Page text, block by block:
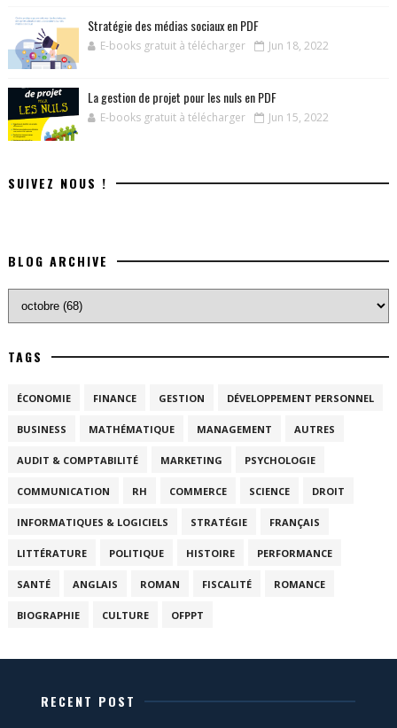
Stratégie des médias sociaux en PDF
E-books gratuit à télécharger Jun 18, 2022
La gestion de projet pour les nuls en PDF
E-books gratuit à télécharger Jun 15, 2022
SUIVEZ NOUS !
BLOG ARCHIVE
TAGS
ÉCONOMIE FINANCE GESTION DÉVELOPPEMENT PERSONNEL
BUSINESS MATHÉMATIQUE MANAGEMENT AUTRES
AUDIT & COMPTABILITÉ MARKETING PSYCHOLOGIE
COMMUNICATION RH COMMERCE SCIENCE DROIT
INFORMATIQUES & LOGICIELS STRATÉGIE FRANÇAIS
LITTÉRATURE POLITIQUE HISTOIRE PERFORMANCE
SANTÉ ANGLAIS ROMAN FISCALITÉ ROMANCE
BIOGRAPHIE CULTURE OFPPT
RECENT POST